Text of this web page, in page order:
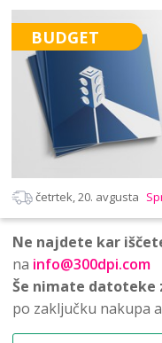
BUDGET
četrtek, 20. avgusta
Ne najdete kar
na info@300dpi.com
Še nimate datoteke
po zaključku nakupa